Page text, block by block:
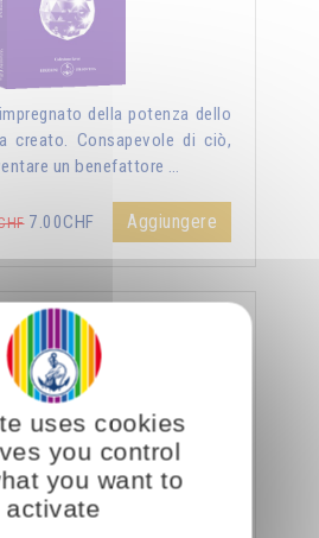
della potenza dello
creato. Consapevole di ciò,
un benefattore …
7.00CHF Aggiungere
forza del cielo
uses cookies
you control
you want to
activate